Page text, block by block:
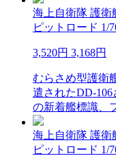
海上自衛隊 護衛
ピットロード 1/
3,520円 3,168円
むらさめ型護衛
遣されたDD-106
の新着艦標識、
海上自衛隊 護衛
ピットロード 1/